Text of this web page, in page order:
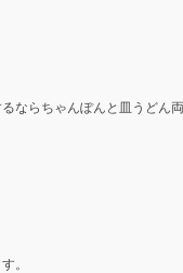
ならちゃんぽんと皿うどん
。